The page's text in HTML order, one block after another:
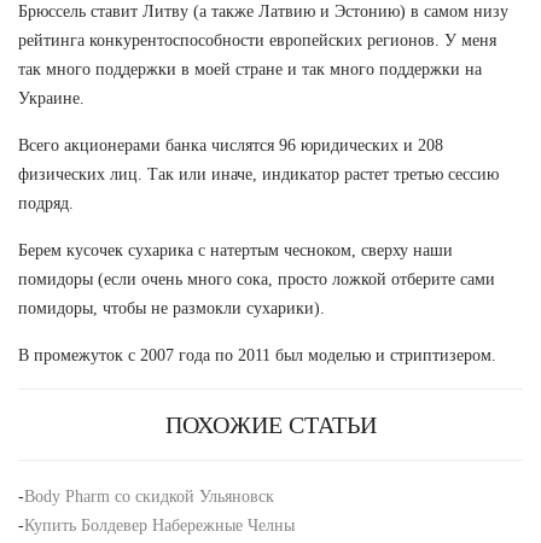
Брюссель ставит Литву (а также Латвию и Эстонию) в самом низу
рейтинга конкурентоспособности европейских регионов. У меня
так много поддержки в моей стране и так много поддержки на
Украине.
Всего акционерами банка числятся 96 юридических и 208
физических лиц. Так или иначе, индикатор растет третью сессию
подряд.
Берем кусочек сухарика с натертым чесноком, сверху наши
помидоры (если очень много сока, просто ложкой отберите сами
помидоры, чтобы не размокли сухарики).
В промежуток с 2007 года по 2011 был моделью и стриптизером.
ПОХОЖИЕ СТАТЬИ
-Body Pharm со скидкой Ульяновск
-Купить Болдевер Набережные Челны